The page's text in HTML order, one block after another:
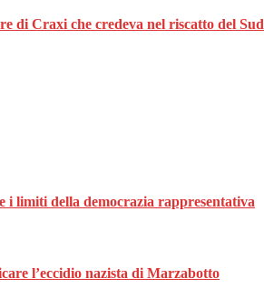
di Craxi che credeva nel riscatto del Sud
i limiti della democrazia rappresentativa
l’eccidio nazista di Marzabotto